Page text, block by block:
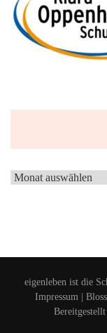
Archiv
eigenleben ist die
Impressum